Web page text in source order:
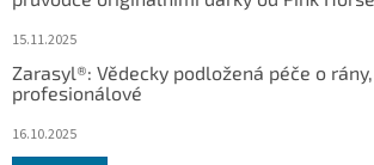
15.11.2025
Zarasyl®: Vědecky podložená péče o
profesionálové
16.10.2025